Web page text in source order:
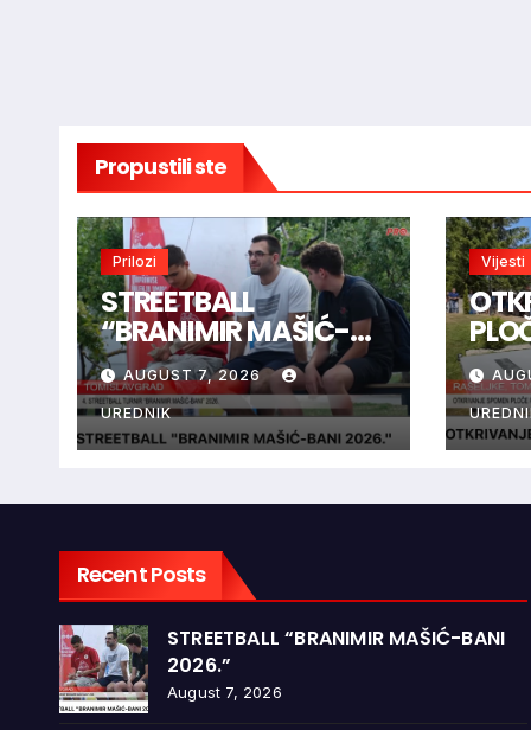
Propustili ste
Prilozi
STREETBALL
“BRANIMIR MAŠIĆ-
BANI 2026.”
AUGUST 7, 2026
UREDNIK
Vijesti
Recent Posts
STREETBALL “BRANIMIR MAŠIĆ-BANI
2026.”
August 7, 2026